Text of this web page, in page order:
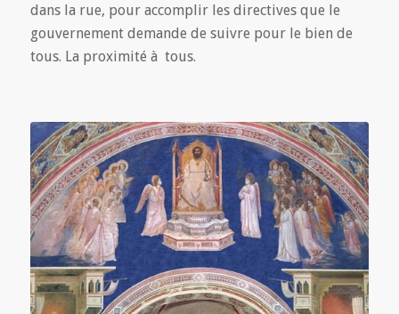
dans la rue, pour accomplir les directives que le
gouvernement demande de suivre pour le bien de
tous. La proximité à tous.